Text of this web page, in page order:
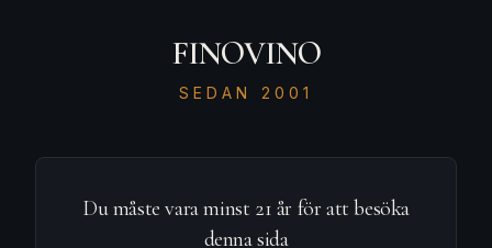
FINOVINO
SEDAN 2001
Du måste vara minst 21 år för att besöka
denna sida
404